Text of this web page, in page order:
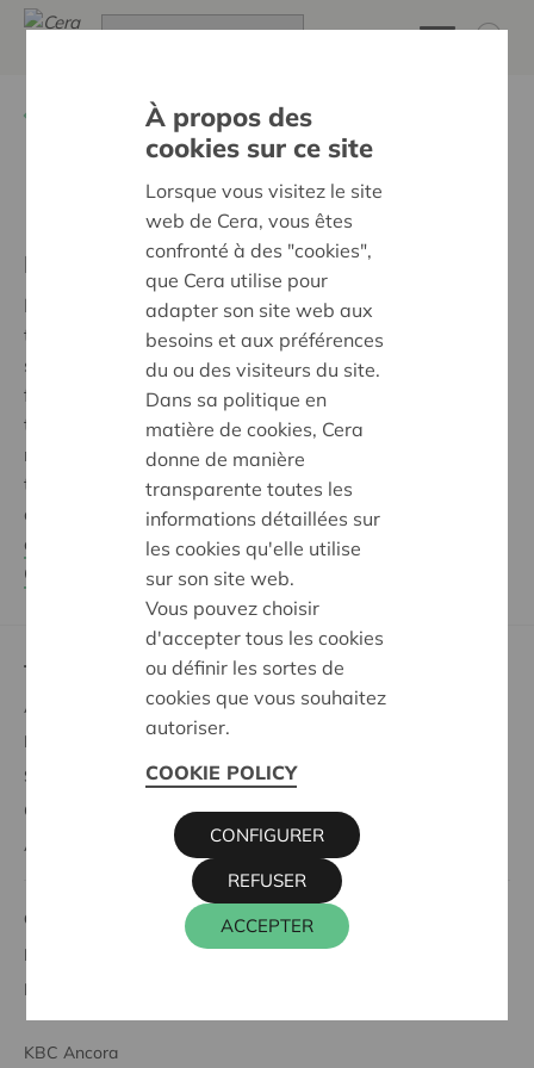
À Propos de Cera
Privacy
Déclaration de confidentialité Cera
La coopérative Cera respecte votre vie privée. Nous
trouvons qu’il est important de proposer à nos
sociétaires un service à la fois personnalisé, simple et
fiable. Nous communiquons donc de manière
transparente sur les données personnelles que nous
rassemblons et l’utilisation que nous en faisons. Pour
tout savoir sur la politique de confidentialité de Cera,
consultez
notre déclaration de
confidentialité complète/Datenschutzerklärung der
Cera
Tout savoir sur
Acheter des parts coopératives
Profiter des avantages sociétaires
Soutien à la société
Codécider
À propos de Cera
Cera et
Le secteur associatif
L'entrepreneuriat coopératif
KBC Ancora
À propos des
cookies sur ce site
Lorsque vous visitez le site
web de Cera, vous êtes
confronté à des "cookies",
que Cera utilise pour
adapter son site web aux
besoins et aux préférences
du ou des visiteurs du site.
Dans sa politique en
matière de cookies, Cera
donne de manière
transparente toutes les
informations détaillées sur
les cookies qu'elle utilise
sur son site web.
Vous pouvez choisir
d'accepter tous les cookies
ou définir les sortes de
cookies que vous souhaitez
autoriser.
COOKIE POLICY
ACCEPTER
REFUSER
CONFIGURER